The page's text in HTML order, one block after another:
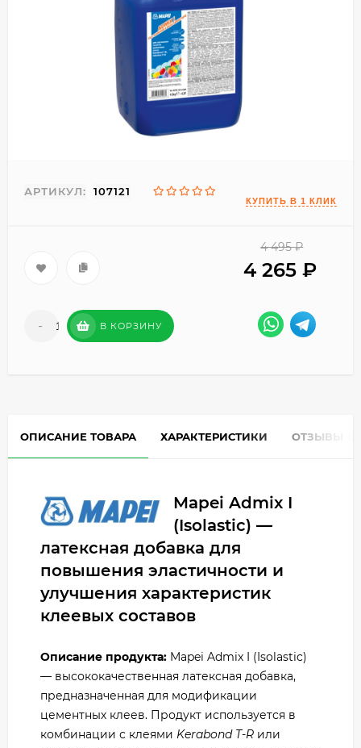
АРТИКУЛ: 107121
4 495 ₽
4 265 ₽
- + В КОРЗИНУ
ОПИСАНИЕ ТОВАРА ХАРАКТЕРИСТИКИ ОТЗЫВЫ
Mapei Admix I
(Isolastic) —
латексная добавка для
повышения эластичности и
улучшения характеристик
клеевых составов
Описание продукта: Mapei Admix I (Isolastic)
— высококачественная латексная добавка,
предназначенная для модификации
цементных клеев. Продукт используется в
комбинации с клеями Kerabond T-R или